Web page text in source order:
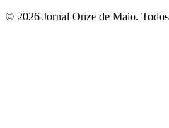
© 2026 Jornal Onze de Maio.